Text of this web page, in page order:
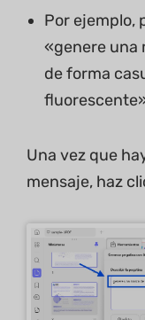
Por ejemplo,
«genere una
de forma
Una vez que
mensaje, haz